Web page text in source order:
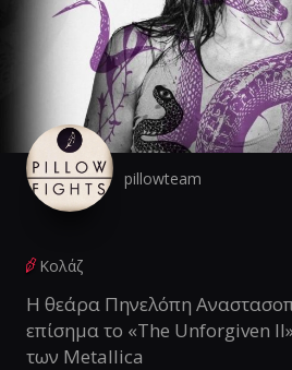
pillowteam
Κολάζ
Η θεάρα Πηνελόπη
επίσημα το «The Unforgiven II»
των Metallica